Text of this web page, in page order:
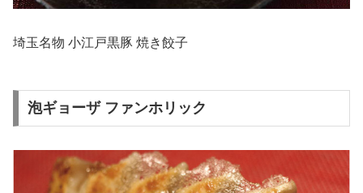
埼玉名物 小江戸黒豚 焼き餃子
泡ギョーザ ファンホリック